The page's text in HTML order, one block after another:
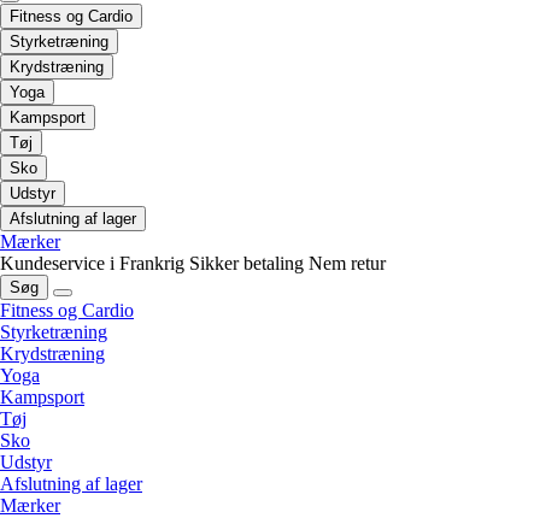
Fitness og Cardio
Styrketræning
Krydstræning
Yoga
Kampsport
Tøj
Sko
Udstyr
Afslutning af lager
Mærker
Kundeservice i Frankrig Sikker betaling Nem retur
Søg
Fitness og Cardio
Styrketræning
Krydstræning
Yoga
Kampsport
Tøj
Sko
Udstyr
Afslutning af lager
Mærker